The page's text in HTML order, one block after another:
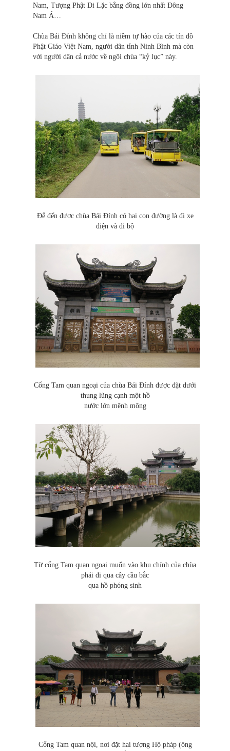
Nam, Tượng Phật Di Lặc bằng đồng lớn nhất Đông
Nam Á…
Chùa Bái Đính không chỉ là niềm tự hào của các tín đồ
Phật Giáo Việt Nam, người dân tỉnh Ninh Bình mà còn
với người dân cả nước về ngôi chùa “kỷ lục” này.
Để đến được chùa Bái Đính có hai con đường là đi xe
điện và đi bộ
Cổng Tam quan ngoại của chùa Bái Đính được đặt dưới
thung lũng cạnh một hồ
nước lớn mênh mông
Từ cổng Tam quan ngoại muốn vào khu chính của chùa
phải đi qua cây cầu bắc
qua hồ phóng sinh
Cổng Tam quan nội, nơi đặt hai tượng Hộ pháp (ông